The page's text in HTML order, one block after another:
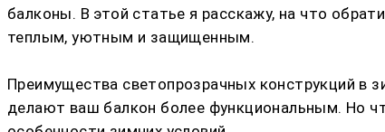
балконы. В этой статье я расскажу, на что
теплым, уютным и защищенным.
Преимущества светопрозрачных конструкций в
делают ваш балкон более функциональным. Но